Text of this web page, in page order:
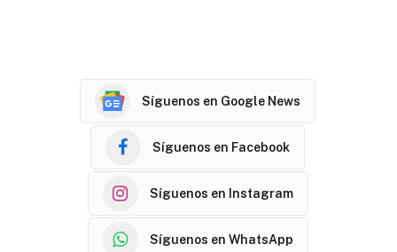
Síguenos en Google News
Síguenos en Facebook
Síguenos en Instagram
Síguenos en WhatsApp